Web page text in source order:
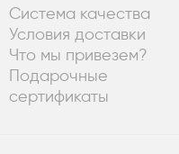
Система качества
Условия доставки
Что мы привезем?
Подарочные
сертификаты